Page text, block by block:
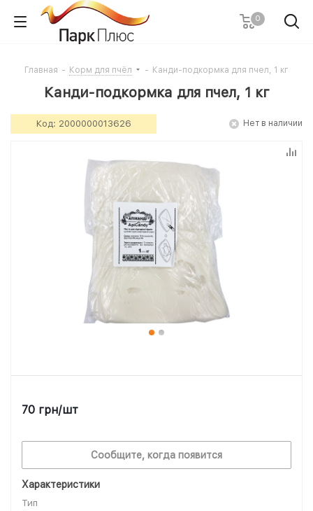
0
Главная - Корм для пчёл - Канди-подкормка для пчел, 1 кг
Канди-подкормка для пчел, 1 кг
Код: 2000000013626 Нет в наличии
Характеристики
Тип
70 грн/шт
Сообщите, когда появится